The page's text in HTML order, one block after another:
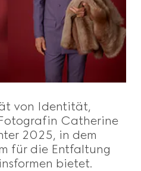
von Identität,
Catherine
2025, in dem
für die Entfaltung
bietet.